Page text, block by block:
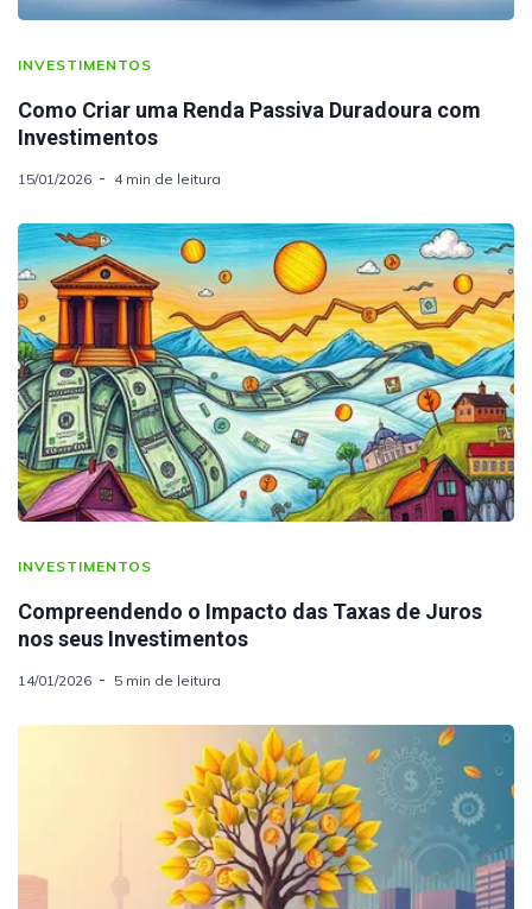
INVESTIMENTOS
Como Criar uma Renda Passiva Duradoura com
Investimentos
15/01/2026 4 min de leitura
INVESTIMENTOS
Compreendendo o Impacto das Taxas de Juros
nos seus Investimentos
14/01/2026 5 min de leitura